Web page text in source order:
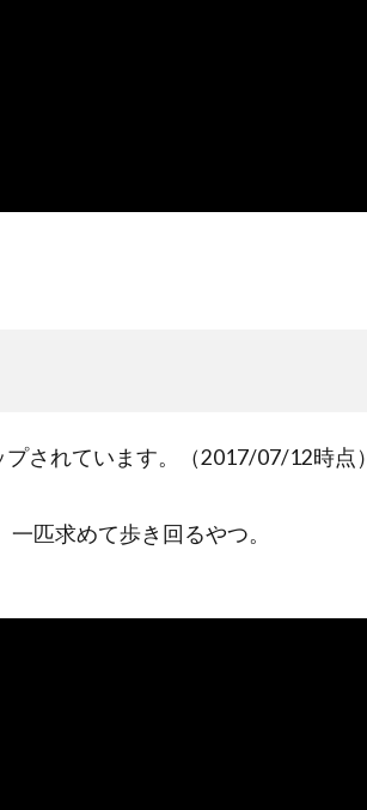
されています。（2017/07/12時点）
匹求めて歩き回るやつ。